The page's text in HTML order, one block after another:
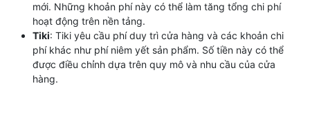
mới. Những khoản phí này có thể làm tăng tổng chi phí
hoạt động trên nền tảng.
Tiki: Tiki yêu cầu phí duy trì cửa hàng và các khoản chi
phí khác như phí niêm yết sản phẩm. Số tiền này có thể
được điều chỉnh dựa trên quy mô và nhu cầu của cửa
hàng.